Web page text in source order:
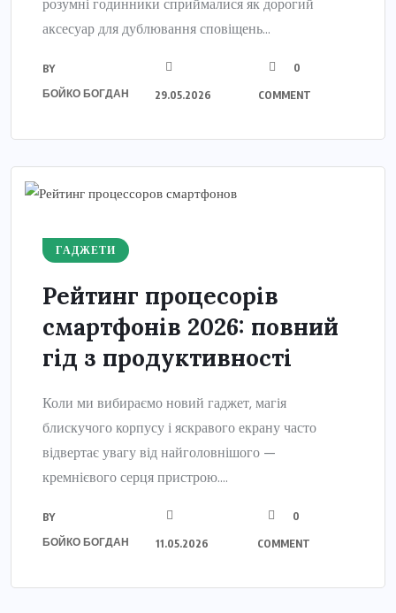
аксесуар для дублювання сповіщень...
BY
БОЙКО БОГДАН
29.05.2026
0
COMMENT
ГАДЖЕТИ
Рейтинг процесорів
смартфонів 2026: повний
гід з продуктивності
Коли ми вибираємо новий гаджет, магія
блискучого корпусу і яскравого екрану часто
відвертає увагу від найголовнішого —
кремнієвого серця пристрою....
BY
БОЙКО БОГДАН
11.05.2026
0
COMMENT